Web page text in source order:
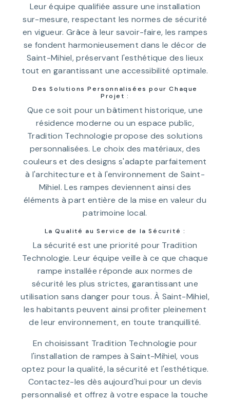
Leur équipe qualifiée assure une installation
sur-mesure, respectant les normes de sécurité
en vigueur. Grâce à leur savoir-faire, les rampes
se fondent harmonieusement dans le décor de
Saint-Mihiel, préservant l'esthétique des lieux
tout en garantissant une accessibilité optimale.
Des Solutions Personnalisées pour Chaque
Projet :
Que ce soit pour un bâtiment historique, une
résidence moderne ou un espace public,
Tradition Technologie propose des solutions
personnalisées. Le choix des matériaux, des
couleurs et des designs s'adapte parfaitement
à l'architecture et à l'environnement de Saint-
Mihiel. Les rampes deviennent ainsi des
éléments à part entière de la mise en valeur du
patrimoine local.
La Qualité au Service de la Sécurité :
La sécurité est une priorité pour Tradition
Technologie. Leur équipe veille à ce que chaque
rampe installée réponde aux normes de
sécurité les plus strictes, garantissant une
utilisation sans danger pour tous. À Saint-Mihiel,
les habitants peuvent ainsi profiter pleinement
de leur environnement, en toute tranquillité.
En choisissant Tradition Technologie pour
l'installation de rampes à Saint-Mihiel, vous
optez pour la qualité, la sécurité et l'esthétique.
Contactez-les dès aujourd'hui pour un devis
personnalisé et offrez à votre espace la touche